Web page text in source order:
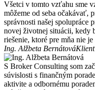
Všetci v tomto vzťahu sme
môžeme od seba očakávať,
správnosti našej spolupráce
novej životnej situácii, kedy
riešenie, ktoré pre mňa nie je
Ing. Alžbeta BernátováKlient
S Broker Consulting som
súvislosti s finančným
aktivite a odbornému